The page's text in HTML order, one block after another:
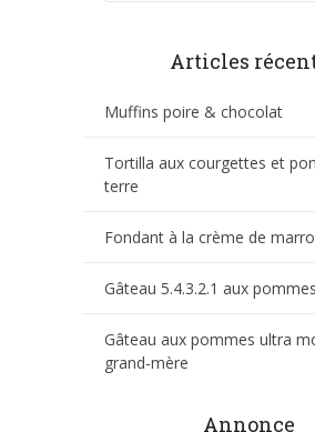
Articles
Muffins poire & chocolat
Tortilla aux courgettes et
terre
Fondant à la crème de
Gâteau 5.4.3.2.1 aux pommes
Gâteau aux pommes ultra
grand-mère
Annonce